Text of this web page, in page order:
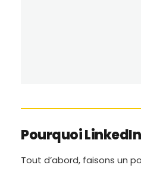
Pourquoi
Tout d’abord, faisons un